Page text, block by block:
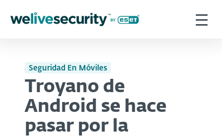
Seguridad En Móviles
Troyano de
Android se hace
pasar por la